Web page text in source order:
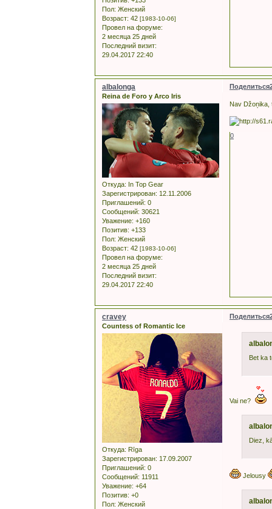
Пол: Женский
Возраст: 42 [1983-10-06]
Провел на форуме:
2 месяца 25 дней
Последний визит:
29.04.2017 22:40
Поделиться
albalonga
Reina de Foro y Arco Iris
Откуда: In Top Gear
Зарегистрирован: 12.11.2006
Приглашений: 0
Сообщений: 30621
Уважение: +160
Позитив: +133
Пол: Женский
Возраст: 42 [1983-10-06]
Провел на форуме:
2 месяца 25 дней
Последний визит:
29.04.2017 22:40
Nav Džoņika,
0
Поделиться
cravey
Countess of Romantic Ice
Откуда: Rīga
Зарегистрирован: 17.09.2007
Приглашений: 0
Сообщений: 11911
Уважение: +64
Позитив: +0
Пол: Женский
Bet ka
Vai ne?
Diez,
Jelousy